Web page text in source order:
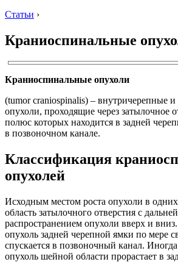
Статьи ›
Краниоспинальные
Краниоспинальные опухоли
(tumor craniospinalis) – внутричерепные
опухоли, проходящие через затылочное
полюс которых находится в задней
в позвоночном канале.
Классификация
опухолей
Исходным местом роста опухоли в
область затылочного отверстия с
распространением опухоли вверх и
опухоль задней черепной ямки по мере
спускается в позвоночный канал.
опухоль шейной области прорастает в